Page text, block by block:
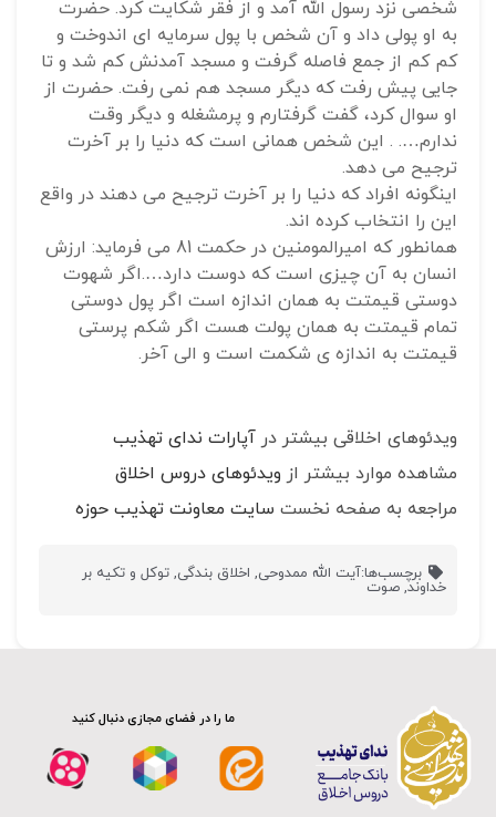
شخصی نزد رسول الله آمد و از فقر شکایت کرد. حضرت
به او پولی داد و آن شخص با پول سرمایه ای اندوخت و
کم کم از جمع فاصله گرفت و مسجد آمدنش کم شد و تا
جایی پیش رفت که دیگر مسجد هم نمی رفت. حضرت از
او سوال کرد، گفت گرفتارم و پرمشغله و دیگر وقت
ندارم…. . این شخص همانی است که دنیا را بر آخرت
ترجیح می دهد.
اینگونه افراد که دنیا را بر آخرت ترجیح می دهند در واقع
این را انتخاب کرده اند.
همانطور که امیرالمومنین در حکمت 81 می فرماید: ارزش
انسان به آن چیزی است که دوست دارد….اگر شهوت
دوستی قیمتت به همان اندازه است اگر پول دوستی
تمام قیمتت به همان پولت هست اگر شکم پرستی
قیمتت به اندازه ی شکمت است و الی آخر.
ویدئوهای اخلاقی بیشتر در آپارات ندای تهذیب
مشاهده موارد بیشتر از ویدئوهای دروس اخلاق
مراجعه به صفحه نخست سایت معاونت تهذیب حوزه
برچسب‌ها:آیت الله ممدوحی, اخلاق بندگی,توکل و تکیه بر
خداوند, صوت
ما را در فضای مجازی دنبال کنید